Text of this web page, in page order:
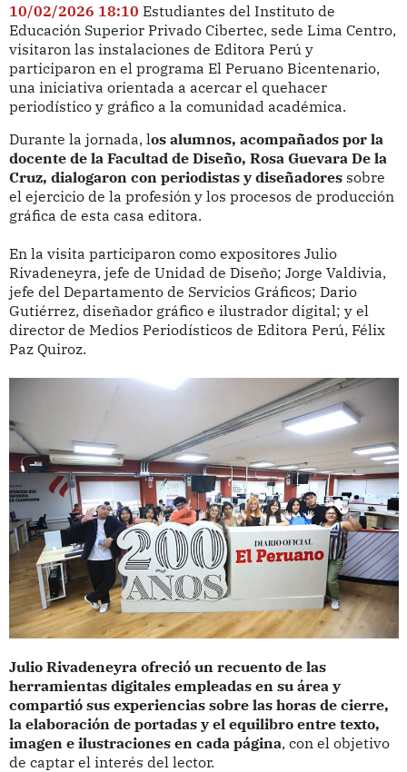
10/02/2026 18:10 Estudiantes del Instituto de
Educación Superior Privado Cibertec, sede Lima Centro,
visitaron las instalaciones de Editora Perú y
participaron en el programa El Peruano Bicentenario,
una iniciativa orientada a acercar el quehacer
periodístico y gráfico a la comunidad académica.
Durante la jornada, los alumnos, acompañados por la
docente de la Facultad de Diseño, Rosa Guevara De la
Cruz, dialogaron con periodistas y diseñadoressobre
el ejercicio de la profesión y los procesos de producción
gráfica de esta casa editora.
En la visita participaron como expositores Julio
Rivadeneyra, jefe de Unidad de Diseño; Jorge Valdivia,
jefe del Departamento de Servicios Gráficos; Dario
Gutiérrez, diseñador gráfico e ilustrador digital; y el
director de Medios Periodísticos de Editora Perú, Félix
Paz Quiroz.
Julio Rivadeneyra ofreció un recuento de las
herramientas digitales empleadas en su área y
compartió sus experiencias sobre las horas de cierre,
la elaboración de portadas y el equilibro entre texto,
imagen e ilustraciones en cada página, con el objetivo
de captar el interés del lector.